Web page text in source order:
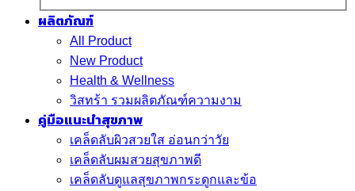
ผลิตภัณฑ์
All Product
New Product
Health & Wellness
วิสทร้า รวมผลิตภัณฑ์ความงาม
คู่มือแนะนำสุขภาพ
เคล็ดลับผิวสวยใส อ่อนกว่าวัย
เคล็ดลับผมสวยสุขภาพดี
เคล็ดลับดูแลสุขภาพกระดูกและข้อ